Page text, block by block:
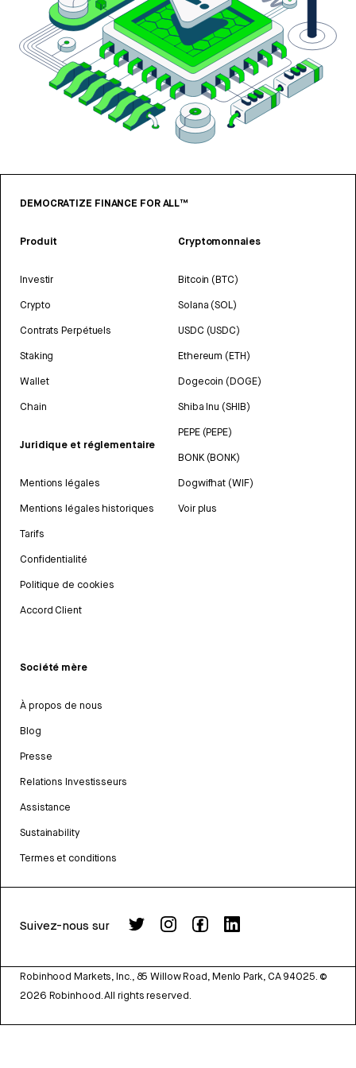
DEMOCRATIZE FINANCE FOR ALL™
Produit
Investir
Crypto
Contrats Perpétuels
Staking
Wallet
Chain
Juridique et réglementaire
Mentions légales
Mentions légales historiques
Tarifs
Confidentialité
Politique de cookies
Accord Client
Cryptomonnaies
Bitcoin (BTC)
Solana (SOL)
USDC (USDC)
Ethereum (ETH)
Dogecoin (DOGE)
Shiba Inu (SHIB)
PEPE (PEPE)
BONK (BONK)
Dogwifhat (WIF)
Voir plus
Société mère
À propos de nous
Blog
Presse
Relations Investisseurs
Assistance
Sustainability
Termes et conditions
Suivez-nous sur
Robinhood Markets, Inc., 85 Willow Road, Menlo Park, CA 94025. ©
2026 Robinhood. All rights reserved.